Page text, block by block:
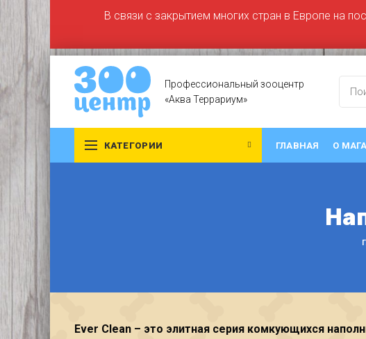
Профессиональный зооцентр
«Аква Террариум»
КАТЕГОРИИ ГЛАВНАЯ О
Ever Clean – это элитная серия комкующихся
В связи с закрытием многих стран в Европе на